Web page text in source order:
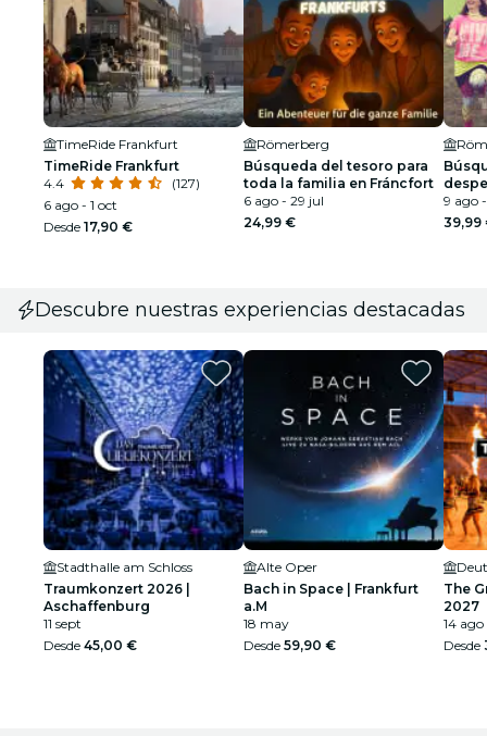
TimeRide Frankfurt
TimeRide Frankfurt
4.4
(127)
6 ago - 1 oct
Desde 17,90 €
Römerberg
Búsqueda del tesoro para
toda la familia en Fráncfort
6 ago - 29 jul
24,99 €
9 ago
39,99
Descubre nuestras experiencias destacadas
Stadthalle am Schloss
Traumkonzert 2026 |
Aschaffenburg
11 sept
Desde 45,00 €
Alte Oper
Bach in Space | Frankfurt
a.M
18 may
Desde 59,90 €
The
2027
14 ago
Desde